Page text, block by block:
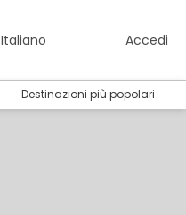
Italiano Accedi
Destinazioni più popolari